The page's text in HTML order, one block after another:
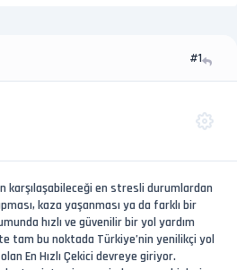
#1
karşılaşabileceği en stresli durumlardan
kaza yaşanması ya da farklı bir
hızlı ve güvenilir bir yol yardım
tam bu noktada Türkiye’nin yenilikçi yol
En Hızlı Çekici devreye giriyor.